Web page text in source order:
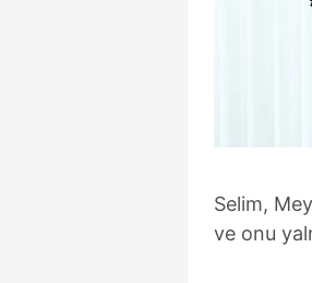
Selim,
ve onu